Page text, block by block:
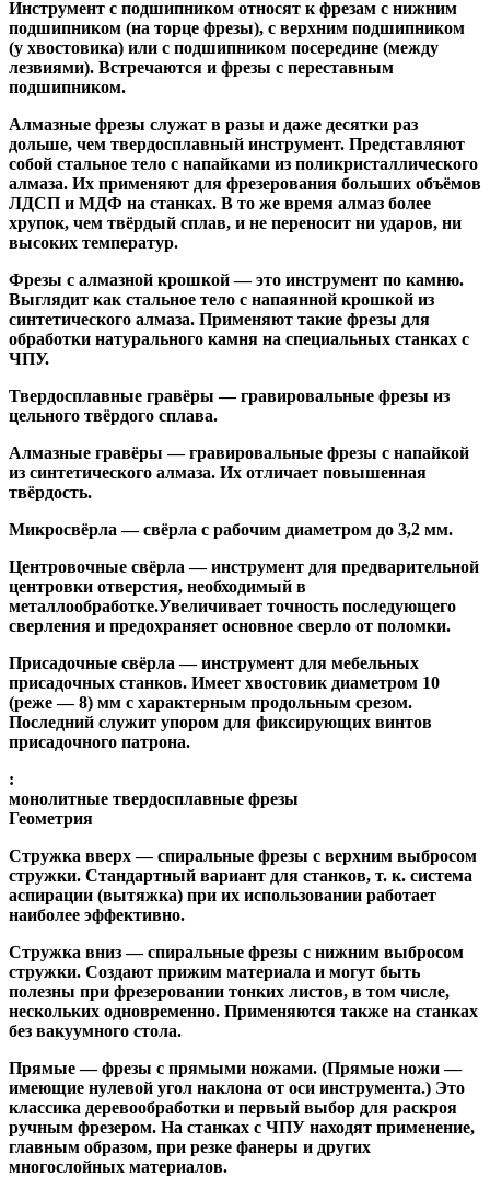
Инструмент с подшипником относят к фрезам с нижним
подшипником (на торце фрезы), с верхним подшипником
(у хвостовика) или с подшипником посередине (между
лезвиями). Встречаются и фрезы с переставным
подшипником.
Алмазные фрезы служат в разы и даже десятки раз
дольше, чем твердосплавный инструмент. Представляют
собой стальное тело с напайками из поликристаллического
алмаза. Их применяют для фрезерования больших объёмов
ЛДСП и МДФ на станках. В то же время алмаз более
хрупок, чем твёрдый сплав, и не переносит ни ударов, ни
высоких температур.
Фрезы с алмазной крошкой— это инструмент по камню.
Выглядит как стальное тело с напаянной крошкой из
синтетического алмаза. Применяют такие фрезы для
обработки натурального камня на специальных станках с
ЧПУ.
Твердосплавные гравёры — гравировальные фрезы из
цельного твёрдого сплава.
Алмазные гравёры — гравировальные фрезы с напайкой
из синтетического алмаза. Их отличает повышенная
твёрдость.
Микросвёрла — свёрла с рабочим диаметром до 3,2 мм.
Центровочные свёрла — инструмент для предварительной
центровки отверстия, необходимый в
металлообработке.Увеличивает точность последующего
сверления и предохраняет основное сверло от поломки.
Присадочные свёрла — инструмент для мебельных
присадочных станков. Имеет хвостовик диаметром 10
(реже — 8) мм с характерным продольным срезом.
Последний служит упором для фиксирующих винтов
присадочного патрона.
:
монолитные твердосплавные фрезы
Геометрия
Стружка вверх— спиральные фрезы с верхним выбросом
стружки. Стандартный вариант для станков, т. к. система
аспирации (вытяжка) при их использовании работает
наиболее эффективно.
Стружка вниз— спиральные фрезы с нижним выбросом
стружки. Создают прижим материала и могут быть
полезны при фрезеровании тонких листов, в том числе,
нескольких одновременно. Применяются также на станках
без вакуумного стола.
Прямые— фрезы с прямыми ножами. (Прямые ножи —
имеющие нулевой угол наклона от оси инструмента.) Это
классика деревообработки и первый выбор для раскроя
ручным фрезером. На станках с ЧПУ находят применение,
главным образом, при резке фанеры и других
многослойных материалов.